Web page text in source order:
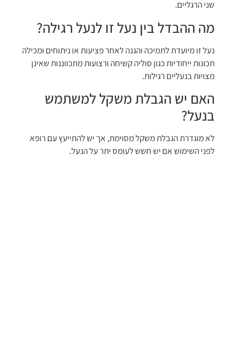
שני הרגליים.
מה ההבדל בין נעל זו לנעל רגילה?
נעל זו מיועדת לתמיכה והגנה לאחר פציעות או ניתוחים ומכילה
תכונות ייחודיות כגון סוליה קשיחה ורצועות מתכווננות שאינן
מצויות בנעליים רגילות.
האם יש הגבלת משקל למשתמש
בנעל?
לא מוגדרת הגבלת משקל מסוימת, אך יש להתייעץ עם רופא
לפני השימוש אם יש חשש לעומס יתר על הנעל.